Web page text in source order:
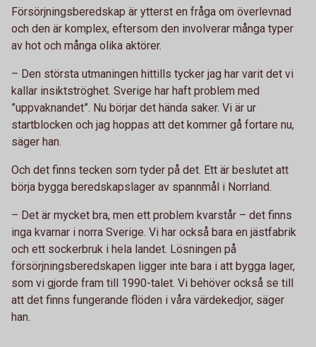
Försörjningsberedskap är ytterst en fråga om överlevnad
och den är komplex, eftersom den involverar många typer
av hot och många olika aktörer.
– Den största utmaningen hittills tycker jag har varit det vi
kallar insiktströghet. Sverige har haft problem med
”uppvaknandet”. Nu börjar det hända saker. Vi är ur
startblocken och jag hoppas att det kommer gå fortare nu,
säger han.
Och det finns tecken som tyder på det. Ett är beslutet att
börja bygga beredskapslager av spannmål i Norrland.
– Det är mycket bra, men ett problem kvarstår – det finns
inga kvarnar i norra Sverige. Vi har också bara en jästfabrik
och ett sockerbruk i hela landet. Lösningen på
försörjningsberedskapen ligger inte bara i att bygga lager,
som vi gjorde fram till 1990-talet. Vi behöver också se till
att det finns fungerande flöden i våra värdekedjor, säger
han.